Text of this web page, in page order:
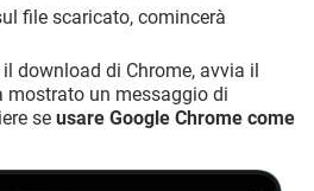
file scaricato, comincerà
download di Chrome, avvia il
mostrato un messaggio di
se usare Google Chrome come